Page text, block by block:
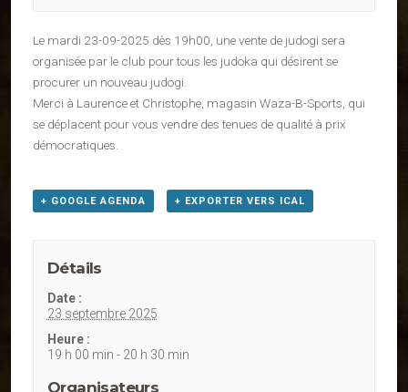
Le mardi 23-09-2025 dès 19h00, une vente de judogi sera
organisée par le club pour tous les judoka qui désirent se
procurer un nouveau judogi.
Merci à Laurence et Christophe, magasin Waza-B-Sports, qui
se déplacent pour vous vendre des tenues de qualité à prix
démocratiques.
+ GOOGLE AGENDA + EXPORTER VERS ICAL
Détails
Date :
23 septembre 2025
Heure :
19 h 00 min - 20 h 30 min
Organisateurs